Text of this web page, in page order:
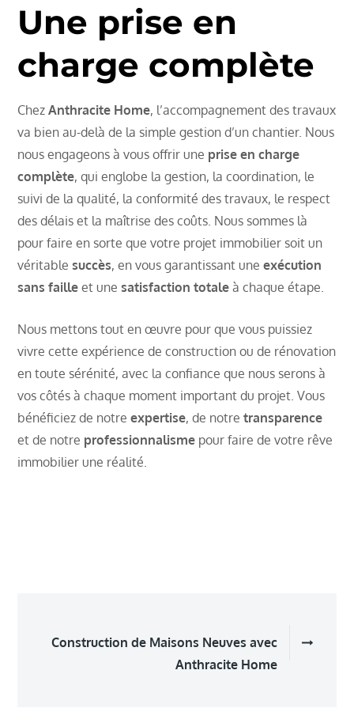
Une prise en
charge complète
ChezAnthracite Home, l’accompagnement des travaux
va bien au-delà de la simple gestion d’un chantier. Nous
nous engageons à vous offrir une prise en charge
complète, qui englobe la gestion, la coordination, le
suivi de la qualité, la conformité des travaux, le respect
des délais et la maîtrise des coûts. Nous sommes là
pour faire en sorte que votre projet immobilier soit un
véritablesuccès, en vous garantissant uneexécution
sans faille et unesatisfaction totale à chaque étape.
Nous mettons tout en œuvre pour que vous puissiez
vivre cette expérience de construction ou de rénovation
en toute sérénité, avec la confiance que nous serons à
vos côtés à chaque moment important du projet. Vous
bénéficiez de notreexpertise, de notretransparence
et de notre professionnalisme pour faire de votre rêve
immobilier une réalité.
Navigation
Construction de Maisons Neuves avec
Anthracite Home